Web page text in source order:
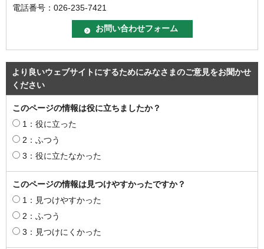
電話番号：026-235-7421
より良いウェブサイトにするためにみなさまのご意見をお聞かせ
ください
このページの情報は役に立ちましたか？
1：役に立った
2：ふつう
3：役に立たなかった
このページの情報は見つけやすかったですか？
1：見つけやすかった
2：ふつう
3：見つけにくかった